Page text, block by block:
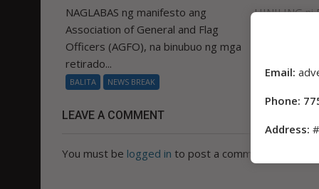
NAGLABAS ng manifesto ang
Association of General and Flag
Officers (AGFO), na binubuo ng mga
retirado...
BALITA NEWS BREAK
HINILING ni
LEAVE A COMMENT
You must be logged in to post a comment.
Email:
Phone:
Address: